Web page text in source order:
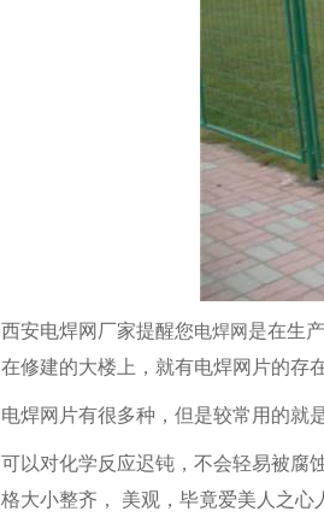
锌钢看台护栏
西安电焊网厂家提醒您电焊网是在生
在修建的大楼上，就有电焊网片的存
电焊网片有很多种，但是较常用的就
可以对化学反应迟钝，不会轻易被腐
格大小整齐， 美观，毕竟爱美人之心